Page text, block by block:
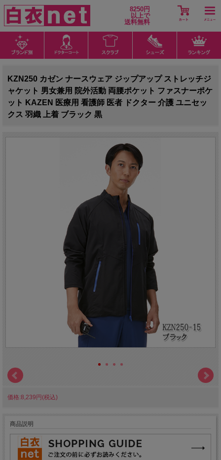
8250円
以上で
送料無料
KZN250 カゼン ナースウェア ジップアップ ストレッチジ
ャケット 男女兼用 院外活動 両腰ポケット ファスナーポケ
ット KAZEN 医療用 看護師 医者 ドクター 介護 ユニセッ
クス 羽織 上着 ブラック 黒
価格:8,239円(税込)
商品説明